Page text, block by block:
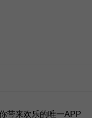
带来欢乐的唯一APP